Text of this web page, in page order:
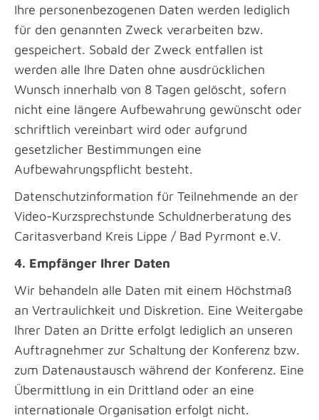
Ihre personenbezogenen Daten werden lediglich
für den genannten Zweck verarbeiten bzw.
gespeichert. Sobald der Zweck entfallen ist
werden alle Ihre Daten ohne ausdrücklichen
Wunsch innerhalb von 8 Tagen gelöscht, sofern
nicht eine längere Aufbewahrung gewünscht oder
schriftlich vereinbart wird oder aufgrund
gesetzlicher Bestimmungen eine
Aufbewahrungspflicht besteht.
Datenschutzinformation für Teilnehmende an der
Video-Kurzsprechstunde Schuldnerberatung des
Caritasverband Kreis Lippe / Bad Pyrmont e.V.
4. Empfänger Ihrer Daten
Wir behandeln alle Daten mit einem Höchstmaß
an Vertraulichkeit und Diskretion. Eine Weitergabe
Ihrer Daten an Dritte erfolgt lediglich an unseren
Auftragnehmer zur Schaltung der Konferenz bzw.
zum Datenaustausch während der Konferenz. Eine
Übermittlung in ein Drittland oder an eine
internationale Organisation erfolgt nicht.